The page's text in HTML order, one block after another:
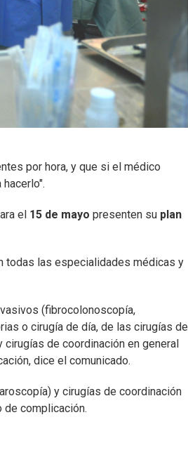
por hora, y que si el médico
el 15 de mayo presenten su plan
todas las especialidades médicas y
(fibrocolonoscopía,
o cirugía de día, de las cirugías de
de coordinación en general
dice el comunicado.
y cirugías de coordinación
de complicación.